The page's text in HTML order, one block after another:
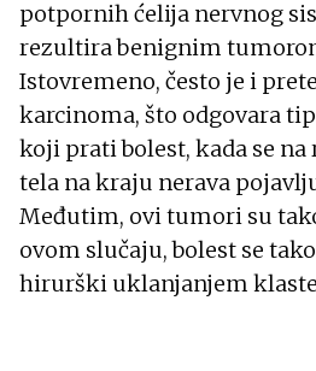
potpornih ćelija nervnog
rezultira benignim
Istovremeno, često je i
karcinoma, što odgovara
koji prati bolest, kada se
tela na kraju nerava
Međutim, ovi tumori su
ovom slučaju, bolest se
hirurški uklanjanjem